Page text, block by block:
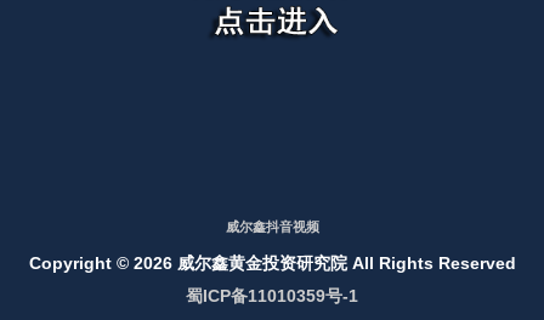
威尔鑫抖音视频
Copyright © 2026 威尔鑫黄金投资研究院 All Rights Reserved
蜀ICP备11010359号-1